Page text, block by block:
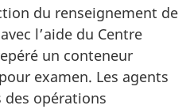
du renseignement de
l’aide du Centre
un conteneur
examen. Les agents
des opérations